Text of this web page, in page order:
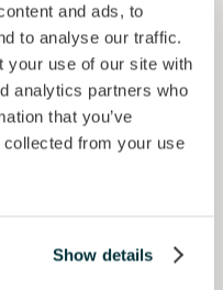
and ads, to
to analyse our traffic.
your use of our site with
analytics partners who
that you’ve
collected from your use
Show details
resilientes.
6